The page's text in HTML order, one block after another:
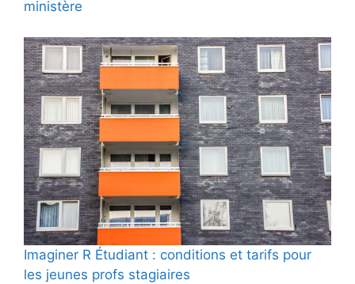
ministère
Imaginer R Étudiant : conditions et tarifs pour
les jeunes profs stagiaires